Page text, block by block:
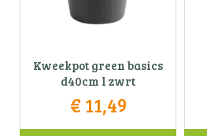
Kweekpot green basics
d40cm l zwrt
€ 11,49